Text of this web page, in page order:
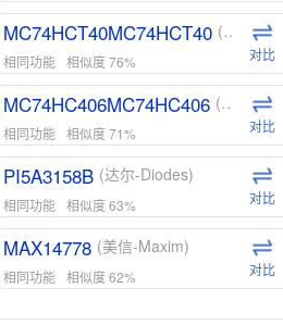
MC74HCT40MC74HCT40 (安森美-ON)
相同功能 相似度 76% 对比
MC74HC406MC74HC406 (安森美-ON)
相同功能 相似度 71% 对比
PI5A3158B (达尔-Diodes)
相同功能 相似度 63% 对比
MAX14778 (美信-Maxim)
相同功能 相似度 62% 对比
ADG1439 (亚德诺-ADI)